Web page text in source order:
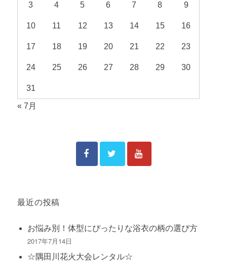
3 4 5 6 7 8 9
10 11 12 13 14 15 16
17 18 19 20 21 22 23
24 25 26 27 28 29 30
31
« 7月
最近の投稿
お悩み別！体型にぴったりな浴衣の柄の選び方
2017年7月14日
☆隅田川花火大会レンタル☆